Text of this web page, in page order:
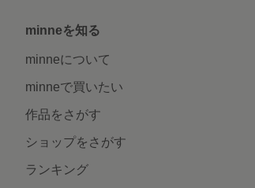
minneを知る
minneについて
minneで買いたい
作品をさがす
ショップをさがす
ランキング